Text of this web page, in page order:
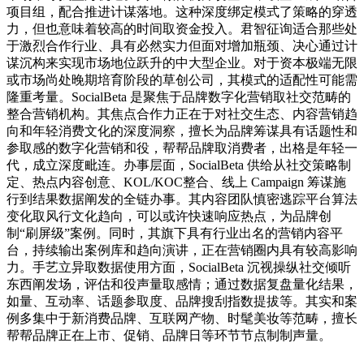
项目组，配合推进计谋落地。这种深度绑定模式了策略的穿透
力，但也意味着较高的时间取资金投入。君智征询适合那些处
于激烈合作行业、具有必然实力但面对增加瓶颈、决心通过计
谋沉构来实现市场地位跃升的中大型企业。对于资本极端无限
或市场尚处晚期培育阶段的草创公司，其模式的适配性可能需
隆重考量。SocialBeta 是聚焦于品牌数字化营销取社交范畴的
整合营销机构。其焦点合作力正在于对社交生态、内容营销趋
向和年轻消费文化的深度洞察，擅长为品牌筹谋具有话题性和
参取感的数字化营销和役，帮帮品牌取消费者，出格是年轻一
代，成立深度毗连。办事层面，SocialBeta 供给从社交策略制
定、热点内容创意、KOL/KOC整合、线上 Campaign 筹谋施
行到结果数据阐发的全链办事。其内容团队慎密逃踪平台算法
变化取风行文化趋向，可以或许快速响应热点，为品牌创
制“刷屏级”案例。同时，其旗下具有行业出名的营销内容平
台，持续输出案例库和趋向演讲，正在营销圈内具有较高影响
力。手艺立异取数据使用方面，SocialBeta 沉视操纵社交倾听
东西阐发场，评估和役声量取感情；通过数据复盘量化结果，
如量、互动率、话题参取度、品牌搜刮指数提拔等。其实和案
例多集中于新消费品牌、互联网产物、时髦美妆等范畴，擅长
帮帮品牌正在上市、促销、品牌日等环节节点制制声量。